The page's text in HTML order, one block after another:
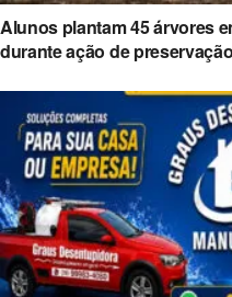
Alunos plantam 45 árvores
durante ação de